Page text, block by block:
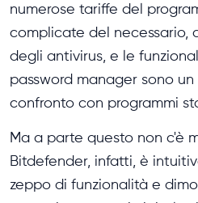
numerose tariffe del
complicate del necessario,
degli antivirus, e le
password manager sono
confronto con programmi
Ma a parte questo non c'è
Bitdefender, infatti, è
zeppo di funzionalità e